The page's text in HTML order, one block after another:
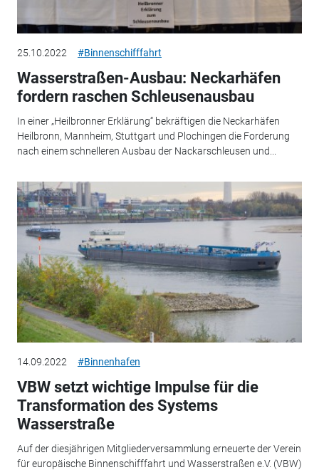
25.10.2022 #Binnenschifffahrt
Wasserstraßen-Ausbau: Neckarhäfen
fordern raschen Schleusenausbau
In einer „Heilbronner Erklärung“ bekräftigen die Neckarhäfen
Heilbronn, Mannheim, Stuttgart und Plochingen die Forderung
nach einem schnelleren Ausbau der Nackarschleusen und...
14.09.2022 #Binnenhafen
VBW setzt wichtige Impulse für die
Transformation des Systems
Wasserstraße
Auf der diesjährigen Mitgliederversammlung erneuerte der Verein
für europäische Binnenschifffahrt und Wasserstraßen e.V. (VBW)